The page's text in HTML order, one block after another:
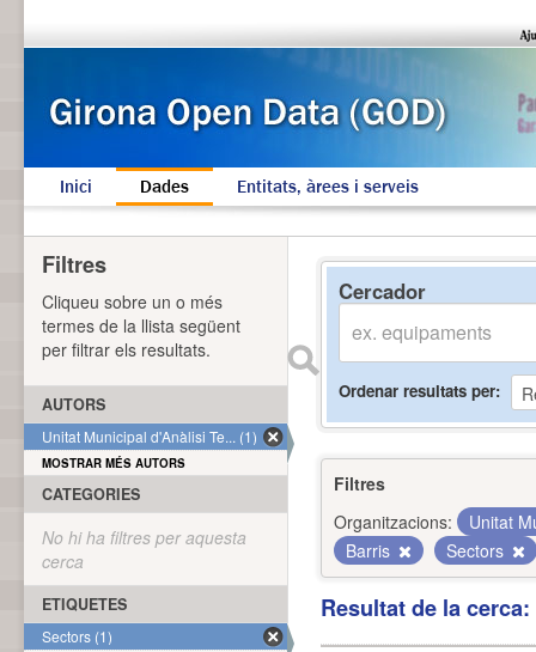
Inici Dades Entitats, àrees i serveis
Cercador
Ordenar resultats per
Filtres
Organitzacions:
Unitat
Barris
Sectors
Resultat de la
Filtres
Cliqueu sobre un o més
termes de la llista següent
per filtrar els resultats.
AUTORS
Unitat Municipal d'Anàlisi Te... (1)
MOSTRAR MÉS AUTORS
CATEGORIES
No hi ha filtres per aquesta
cerca
ETIQUETES
Sectors (1)